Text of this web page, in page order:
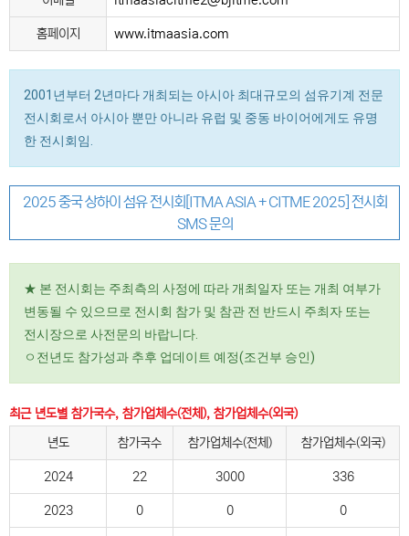
홈페이지 www.itmaasia.com
2001년부터 2년마다 개최되는 아시아 최대규모의 섬유기계 전문
전시회로서 아시아 뿐만 아니라 유럽 및 중동 바이어에게도 유명
한 전시회임.
2025 중국 상하이 섬유 전시회[ITMA ASIA + CITME 2025] 전시회
SMS 문의
★ 본 전시회는 주최측의 사정에 따라 개최일자 또는 개최 여부가
변동될 수 있으므로 전시회 참가 및 참관 전 반드시 주최자 또는
전시장으로 사전문의 바랍니다.
ㅇ전년도 참가성과 추후 업데이트 예정(조건부 승인)
최근 년도별 참가국수, 참가업체수(전체), 참가업체수(외국)
년도
참가국수 참가업체수(전체) 참가업체수(외국)
2024 22 3000 336
2023 0 0 0